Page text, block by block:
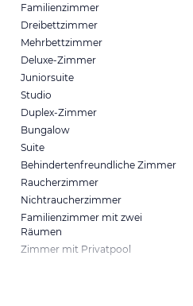
Familienzimmer
Dreibettzimmer
Mehrbettzimmer
Deluxe-Zimmer
Juniorsuite
Studio
Duplex-Zimmer
Bungalow
Suite
Behindertenfreundliche Zimmer
Raucherzimmer
Nichtraucherzimmer
Familienzimmer mit zwei
Räumen
Zimmer mit Privatpool